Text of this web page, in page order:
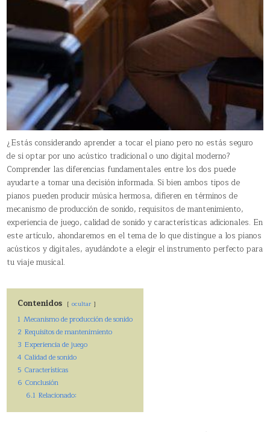
¿Estás considerando aprender a tocar el piano pero no estás seguro
de si optar por uno acústico tradicional o uno digital moderno?
Comprender las diferencias fundamentales entre los dos puede
ayudarte a tomar una decisión informada. Si bien ambos tipos de
pianos pueden producir música hermosa, difieren en términos de
mecanismo de producción de sonido, requisitos de mantenimiento,
experiencia de juego, calidad de sonido y características adicionales. En
este artículo, ahondaremos en el tema de lo que distingue a los pianos
acústicos y digitales, ayudándote a elegir el instrumento perfecto para
tu viaje musical.
Contenidos ocultar
1 Mecanismo de producción de sonido
2 Requisitos de mantenimiento
3 Experiencia de juego
4 Calidad de sonido
5 Características
6 Conclusión
6.1 Relacionado: